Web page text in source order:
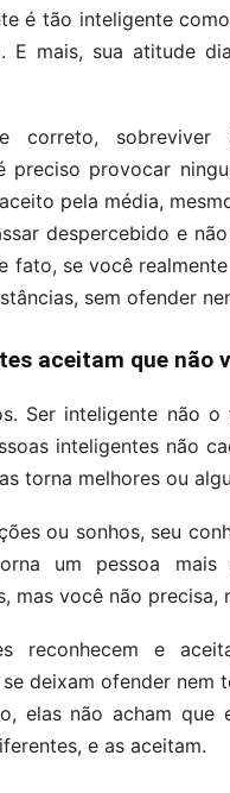
é tão inteligente
E mais, sua atitude
correto,
preciso provocar
pela média,
despercebido e
fato, se você
sem ofender
aceitam que não
Ser inteligente não
inteligentes não
torna melhores ou
ou sonhos, seu
um pessoa
mas você não precisa,
reconhecem e
deixam ofender
elas não acham
e as aceitam.